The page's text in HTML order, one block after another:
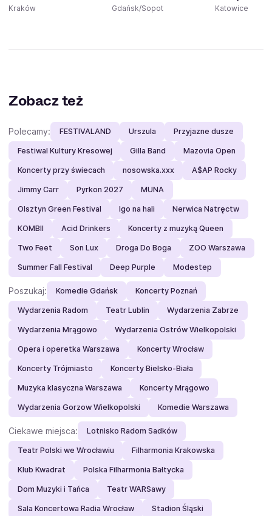
Kraków Gdańsk/Sopot Katowice
Zobacz też
Polecamy: FESTIVALAND Urszula Przyjazne dusze
Festiwal Kultury Kresowej Gilla Band Mazovia Open
Koncerty przy świecach nosowska.xxx A$AP Rocky
Jimmy Carr Pyrkon 2027 MUNA
Olsztyn Green Festival Igo na hali Nerwica Natręctw
KOMBII Acid Drinkers Koncerty z muzyką Queen
Two Feet Son Lux Droga Do Boga ZOO Warszawa
Summer Fall Festival Deep Purple Modestep
Poszukaj: Komedie Gdańsk Koncerty Poznań
Wydarzenia Radom Teatr Lublin Wydarzenia Zabrze
Wydarzenia Mrągowo Wydarzenia Ostrów Wielkopolski
Opera i operetka Warszawa Koncerty Wrocław
Koncerty Trójmiasto Koncerty Bielsko-Biała
Muzyka klasyczna Warszawa Koncerty Mrągowo
Wydarzenia Gorzow Wielkopolski Komedie Warszawa
Ciekawe miejsca: Lotnisko Radom Sadków
Teatr Polski we Wrocławiu Filharmonia Krakowska
Klub Kwadrat Polska Filharmonia Bałtycka
Dom Muzyki i Tańca Teatr WARSawy
Sala Koncertowa Radia Wrocław Stadion Śląski